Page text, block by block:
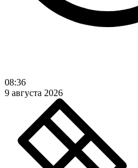
08:36
9 августа 2026